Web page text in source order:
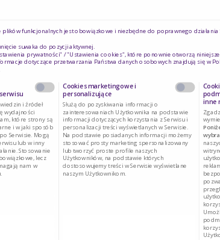
funkcjonalnych jest obowiązkowe i niezbędne do poprawnego działania
suwaka do pozycji aktywnej.
prywatności" / "Ustawienia cookies", które ponownie otworzą
dotyczące przetwarzania Państwa danych osobowych znajdują się w
i źródeł
wydajności
które strony są
i w jaki sposób
Serwisie. Mogą
lub w inny
Stosowanie
lecz
nam w
Cookies marketingowe i
personalizujące
Służą do pozyskiwania informacji o
zainteresowaniach Użytkownika na podstawie
informacji dotyczących korzystania z Serwisu i
personalizacji treści wyświetlanych w Serwisie.
Na podstawie posiadanych informacji możemy
stosować prosty marketing spersonalizowany
lub tworzyć proste profile naszych
Użytkowników, na podstawie których
dostosowujemy treści w Serwisie wyświetlane
naszym Użytkownikom.
inne